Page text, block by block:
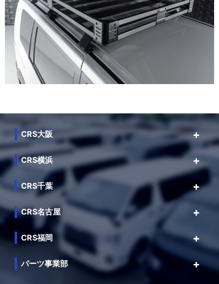
CRS大阪
CRS横浜
CRS千葉
CRS名古屋
CRS福岡
パーツ事業部